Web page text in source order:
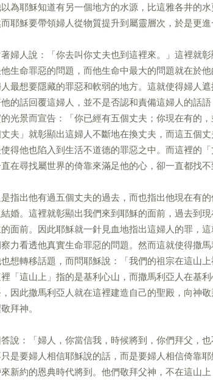
為耶穌知道有另一個地方的水源，比這雅各井的
耶穌要帶領婦人從物質提升到屬靈層次，於是更進
婦人說：「你去叫你丈夫也到這裡來。」這裡就
生命罪惡的問題，而他生命中最大的問題就在於
最想要隱藏的罪惡和軟弱的地方。這就使得婦人
的話回覆這婦人，並不是否認和責備這婦人的話
光景而宣告：「你已經有五個丈夫；你現在有的
夫」就彰顯出這婦人不斷地在換丈夫，而這五個
得他也陷入到生活不道德的罪惡之中。而這裡的
在尋找屬世界的倚靠來滿足他的心，卻一直都找不
指出他有過五個丈夫的過去，而也指出他現在有
婚。這裡就彰顯出我們來到耶穌的面前，過去到
面前。因此耶穌就一針見血地指出這婦人的罪，
力看透他真實生命罪惡的問題。然而這就使得撒
想轉移話題，而問耶穌說：「我們的祖宗在這山
「這山上」指的是基利心山，而撒馬利亞人在基
因此撒馬利亞人就在這裡建造自己的聖殿，向神
拜神。
說：「婦人，你當信我，時候將到，你們拜父，也
是要婦人相信耶穌說的話，而是要婦人相信倚靠
新約的恩典時代將到。他們敬拜父神，不在這山